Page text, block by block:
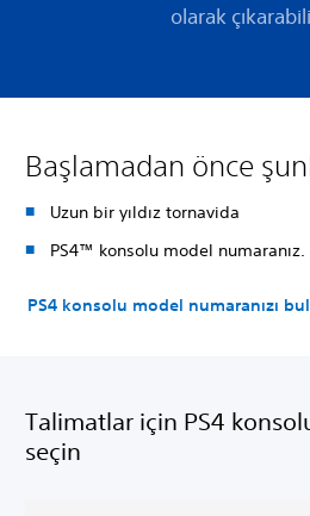
olarak
Başlamadan önce
Uzun bir yıldız tornavida
PS4™ konsolu model numaranız.
PS4 konsolu model numaranızı
Talimatlar için PS4
seçin